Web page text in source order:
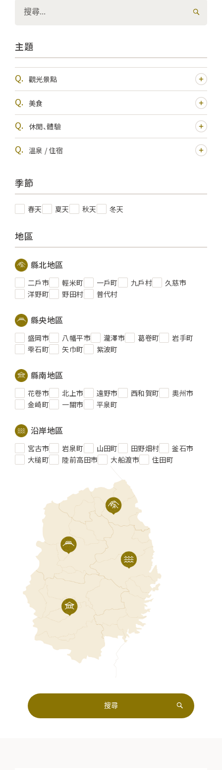
主題
觀光景點
美食
休閒、體驗
溫泉 / 住宿
季節
春天 夏天 秋天 冬天
地區
縣北地區
二戶市 輕米町 一戶町 九戶村
久慈市
洋野町
野田村 普代村
縣央地區
盛岡市 八幡平市 瀧澤市 葛卷町
岩手町
雫石町
矢巾町 紫波町
縣南地區
花卷市 北上市 遠野市 西和賀町
奧州市
金崎町
一關市 平泉町
沿岸地區
宮古市 岩泉町 山田町 田野畑村
釜石市
大槌町
陸前高田市 大船渡市 住田町